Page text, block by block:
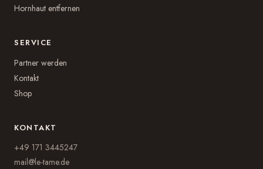
Hornhaut entfernen
SERVICE
Partner werden
Kontakt
Shop
KONTAKT
+49 171 3445247
mail@le-tame.de